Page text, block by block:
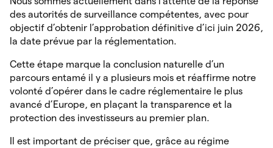
des autorités de surveillance compétentes, avec pour
objectif d’obtenir l’approbation définitive d’ici juin 2026,
la date prévue par la réglementation.
Cette étape marque la conclusion naturelle d’un
parcours entamé il y a plusieurs mois et réaffirme notre
volonté d’opérer dans le cadre réglementaire le plus
avancé d’Europe, en plaçant la transparence et la
protection des investisseurs au premier plan.
Il est important de préciser que, grâce au régime